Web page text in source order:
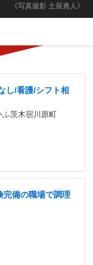
《写真撮影 土屋勇人》
し/看護/シフト相
茨木宿川原町
完備の職場で調理